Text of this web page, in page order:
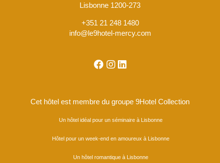
Lisbonne 1200-273
+351 21 248 1480
info@le9hotel-mercy.com
Cet hôtel est membre du groupe 9Hotel Collection
Un hôtel idéal pour un séminaire à Lisbonne
Hôtel pour un week-end en amoureux à Lisbonne
Un hôtel romantique à Lisbonne